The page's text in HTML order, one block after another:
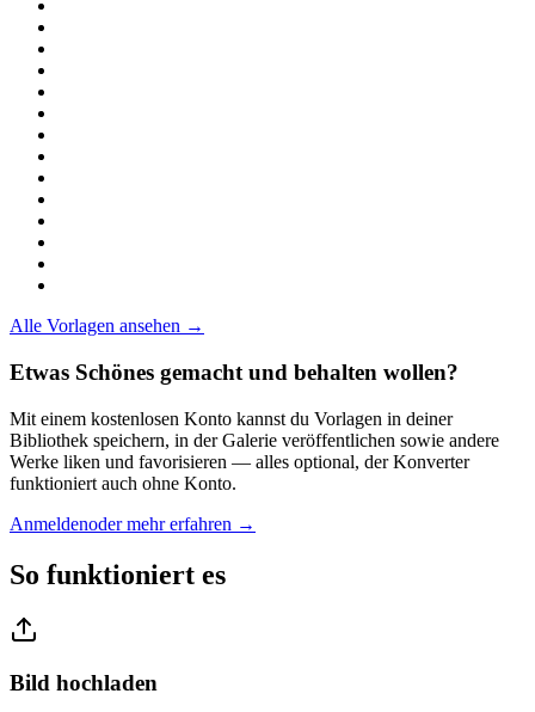
Alle Vorlagen ansehen →
Etwas Schönes gemacht und behalten wollen?
Mit einem kostenlosen Konto kannst du Vorlagen in deiner
Bibliothek speichern, in der Galerie veröffentlichen sowie andere
Werke liken und favorisieren — alles optional, der Konverter
funktioniert auch ohne Konto.
Anmeldenoder mehr erfahren →
So funktioniert es
Bild hochladen